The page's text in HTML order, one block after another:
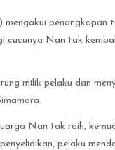
penangkapan
cucunya Nan tak
milik pelaku dan
Nan tak raih,
pelaku